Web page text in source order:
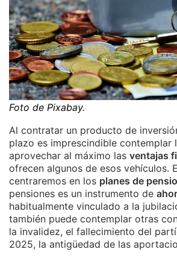
Foto de Pixabay.
Al contratar un producto de
plazo es imprescindible contemplar
aprovechar al máximo las ventajas
ofrecen algunos de esos vehículos.
centraremos en los planes de
pensiones es un instrumento de
habitualmente vinculado a la
también puede contemplar otras
la invalidez, el fallecimiento del
2025, la antigüedad de las